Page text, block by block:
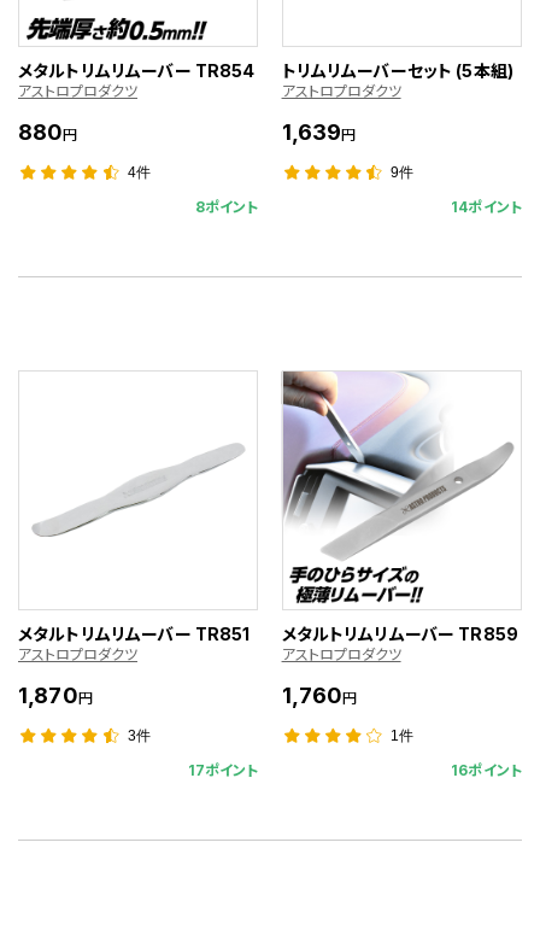
メタルトリムリムーバー TR854
アストロプロダクツ
880円
4件
8ポイント
トリムリムーバーセット (5本組)
アストロプロダクツ
1,639円
9件
14ポイント
メタルトリムリムーバー TR851
アストロプロダクツ
1,870円
3件
17ポイント
メタルトリムリムーバー TR859
アストロプロダクツ
1,760円
1件
16ポイント